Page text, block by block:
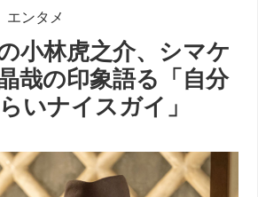
エンタメ
小林虎之介、シマケ
哉の印象語る「自分
いナイスガイ」